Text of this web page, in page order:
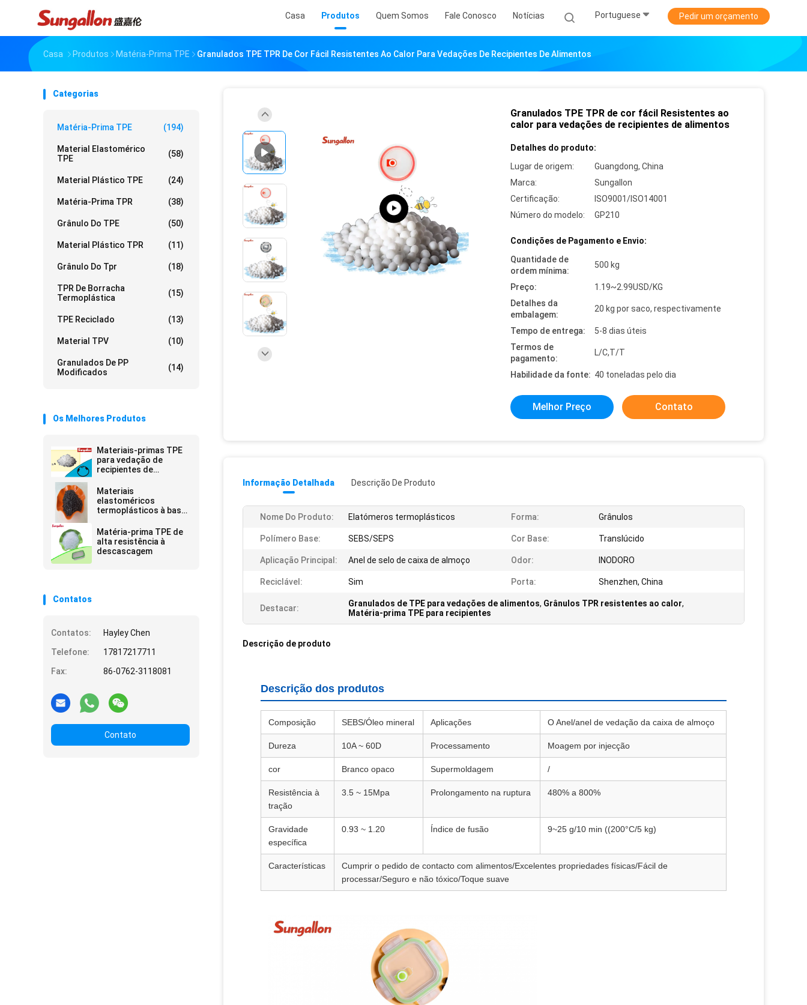
Casa Produtos Quem Somos Fale Conosco Notícias Portuguese Pedir um orçamento
Casa Produtos Matéria-Prima TPE Granulados TPE TPR De Cor Fácil Resistentes Ao Calor Para Vedações De Recipientes De Alimentos
Categorias
Matéria-Prima TPE (194)
Material Elastomérico
TPE
(58)
Material Plástico TPE (24)
Matéria-Prima TPR (38)
Grânulo Do TPE (50)
Material Plástico TPR (11)
Grânulo Do Tpr (18)
TPR De Borracha
Termoplástica
(15)
TPE Reciclado (13)
Material TPV (10)
Granulados De PP
Modificados
(14)
Os Melhores Produtos
Materiais-primas TPE
para vedação de
recipientes de
Materiais
elastoméricos
termoplásticos à base
Matéria-prima TPE de
alta resistência à
descascagem
Contatos
Contatos:
Hayley Chen
Telefone:
17817217711
Fax:
86-0762-3118081
Contato
Granulados TPE TPR de cor fácil Resistentes ao
calor para vedações de recipientes de alimentos
Detalhes do produto:
Lugar de origem:
Guangdong, China
Marca:
Sungallon
Certificação:
ISO9001/ISO14001
Número do modelo:
GP210
Condições de Pagamento e Envio:
Quantidade de
ordem mínima:
500 kg
Preço:
1.19~2.99USD/KG
Detalhes da
embalagem:
20 kg por saco, respectivamente
Tempo de entrega:
5-8 dias úteis
Termos de
pagamento:
L/C,T/T
Habilidade da fonte: 40 toneladas pelo dia
Melhor Preço Contato
Informação Detalhada Descrição De Produto
Nome Do Produto: Elatómeros termoplásticos Forma: Grânulos
Polímero Base: SEBS/SEPS Cor Base: Translúcido
Aplicação Principal: Anel de selo de caixa de almoço Odor: INODORO
Reciclável: Sim Porta: Shenzhen, China
Destacar: Granulados de TPE para vedações de alimentos, Grânulos TPR resistentes ao calor,
Matéria-prima TPE para recipientes
Descrição de produto
Descrição dos produtos
Composição SEBS/Óleo mineral Aplicações O Anel/anel de vedação da caixa de almoço
Dureza 10A ~ 60D Processamento Moagem por injecção
cor Branco opaco Supermoldagem /
Resistência à
tração
3.5 ~ 15Mpa Prolongamento na ruptura 480% a 800%
Gravidade
específica
0.93 ~ 1.20 Índice de fusão 9~25 g/10 min ((200°C/5 kg)
Características
Cumprir o pedido de contacto com alimentos/Excelentes propriedades físicas/Fácil de
processar/Seguro e não tóxico/Toque suave